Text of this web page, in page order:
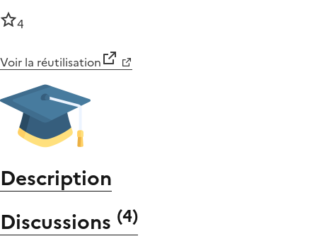
4
Voir la réutilisation
Description
Discussions (4)